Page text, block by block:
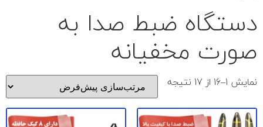
دستگاه ضبط صدا به
صورت مخفيانه
نمایش 1–16 از 17 نتیجه